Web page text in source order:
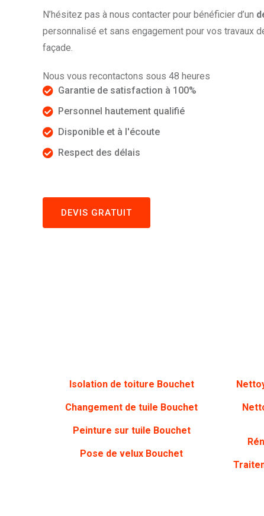
N’hésitez pas à nous contacter pour bénéficier d’un
personnalisé et sans engagement pour vos travaux
façade.
Nous vous recontactons sous 48 heures
Garantie de satisfaction à 100%
Personnel hautement qualifié
Disponible et à l'écoute
Respect des délais
DEVIS GRATUIT
Isolation de toiture Bouchet
Changement de tuile Bouchet
Peinture sur tuile Bouchet
Pose de velux Bouchet